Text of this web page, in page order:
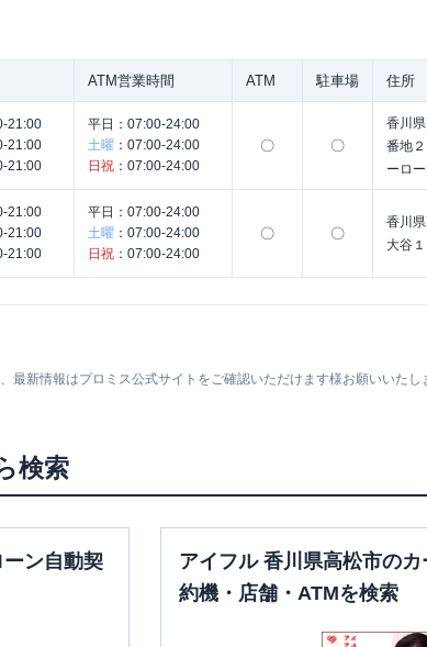
ATM営業時間 ATM 駐車場 住所
21:00
21:00
21:00
平日： 07:00-24:00
土曜 ： 07:00-24:00
日祝 ： 07:00-24:00
〇 〇
香川
番地
ーロ
21:00
21:00
21:00
平日： 07:00-24:00
土曜 ： 07:00-24:00
日祝 ： 07:00-24:00
〇 〇
香川
大谷
最新情報はプロミス公式サイトをご確認いただけます様お願いいたし
検索
ン自動契
アイフル 香川県高松市の
約機・店舗・ATMを検索